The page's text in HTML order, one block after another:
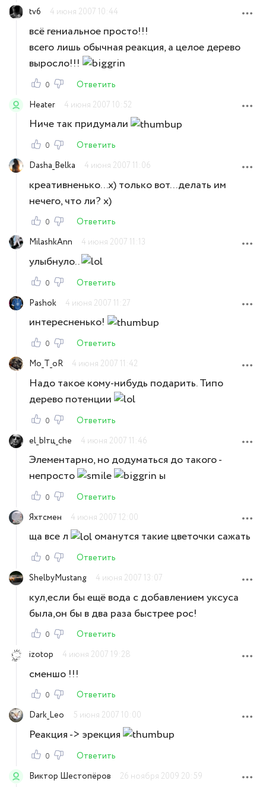
tv6
4 июня 2007 10:44
всё гениальное просто!!!
всего лишь обычная реакция, а целое дерево
выросло!!!
0
Ответить
Heater
4 июня 2007 10:52
Ниче так придумали
0
Ответить
Dasha_Belka
4 июня 2007 11:06
креативненько...х) только вот...делать им
нечего, что ли? х)
0
Ответить
MilashkAnn
4 июня 2007 11:13
улыбнуло..
0
Ответить
Pashok
4 июня 2007 11:27
интересненько!
0
Ответить
Mo_T_oR
4 июня 2007 11:42
Надо такое кому-нибудь подарить. Типо
дерево потенции
0
Ответить
el_Ытц_che
4 июня 2007 11:46
Элементарно, но додуматься до такого -
непросто
ы
0
Ответить
Яхтсмен
4 июня 2007 12:00
ща все л оманутся такие цветочки сажать
0
Ответить
ShelbyMustang
4 июня 2007 13:07
кул,если бы ещё вода с добавлением уксуса
была,он бы в два раза быстрее рос!
0
Ответить
izotop
4 июня 2007 19:28
сменшо !!!
0
Ответить
Dark_Leo
5 июня 2007 10:00
Реакция -> эрекция
0
Ответить
Виктор Шестопёров
26 ноября 2009 20:59